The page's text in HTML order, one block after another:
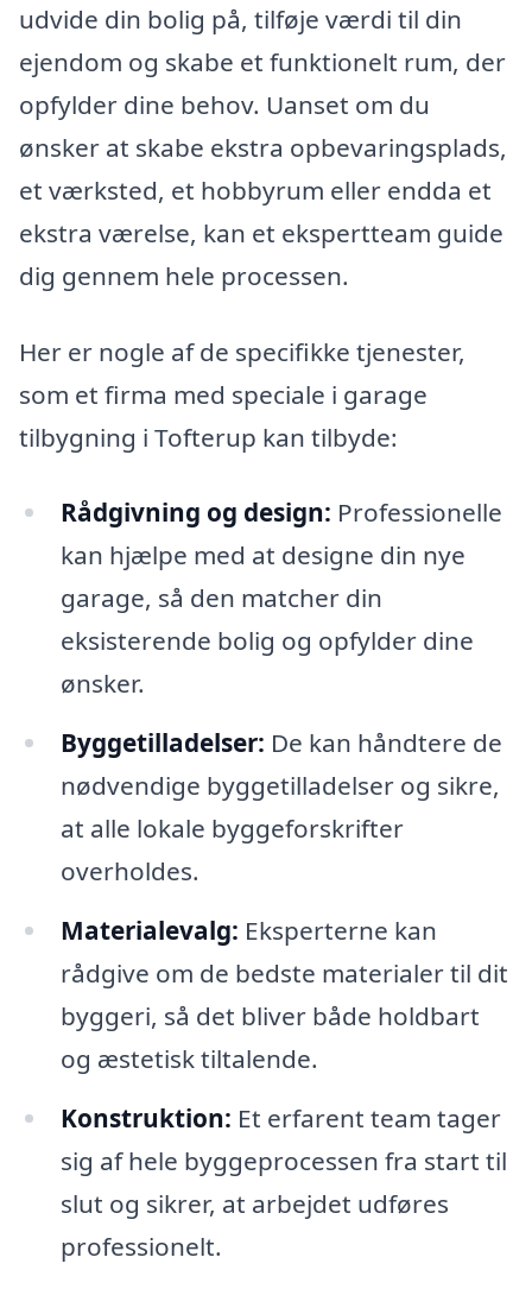
udvide din bolig på, tilføje værdi til din
ejendom og skabe et funktionelt rum, der
opfylder dine behov. Uanset om du
ønsker at skabe ekstra opbevaringsplads,
et værksted, et hobbyrum eller endda et
ekstra værelse, kan et ekspertteam guide
dig gennem hele processen.
Her er nogle af de specifikke tjenester,
som et firma med speciale i garage
tilbygning i Tofterup kan tilbyde:
Rådgivning og design: Professionelle
kan hjælpe med at designe din nye
garage, så den matcher din
eksisterende bolig og opfylder dine
ønsker.
Byggetilladelser: De kan håndtere de
nødvendige byggetilladelser og sikre,
at alle lokale byggeforskrifter
overholdes.
Materialevalg: Eksperterne kan
rådgive om de bedste materialer til dit
byggeri, så det bliver både holdbart
og æstetisk tiltalende.
Konstruktion: Et erfarent team tager
sig af hele byggeprocessen fra start til
slut og sikrer, at arbejdet udføres
professionelt.